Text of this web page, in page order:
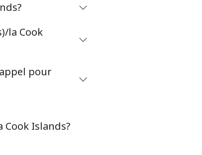
-
la Cook
pour
Islands?